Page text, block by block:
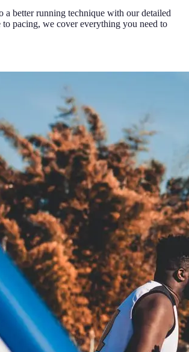
a better running technique with our detailed
to pacing, we cover everything you need to